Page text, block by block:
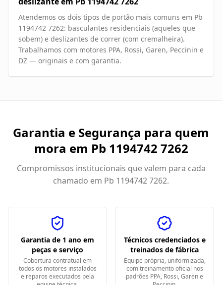
Atendemos os dois tipos de portão mais comuns em Pb
1194742 7262: basculantes residenciais (aqueles que
sobem) e deslizantes de correr (com cremalheira).
Trabalhamos com motores PPA, Rossi, Garen, Peccinin e
DZ — originais e com garantia.
Garantia e Segurança para quem
mora em Pb 1194742 7262
Compromissos institucionais que valem para cada
chamado em Pb 1194742 7262.
Garantia de 1 ano em
peças e serviço
Cobertura contratual em
todos os motores instalados
e reparos executados pela
Técnicos credenciados e
treinados de fábrica
Equipe própria, uniformizada,
com treinamento oficial nos
padrões PPA, Rossi, Garen e